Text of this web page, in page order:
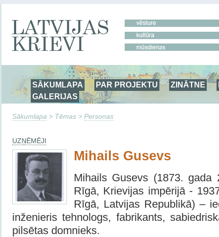
SĀKUMLAPA PAR PROJEKTU ZINĀTNE
GALERIJAS
Sākumlapa > Tēmas > Personas
UZŅĒMĒJI
Mihails Gusevs
Mihails Gusevs (1873. gada
Rīgā, Krievijas impērijā -
Rīgā, Latvijas Republikā) –
inženieris tehnologs, fabrikants,
pilsētas domnieks.